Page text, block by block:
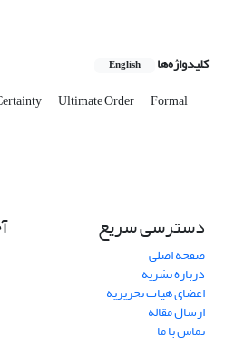
کلیدواژه‌ها English
Ultimate Order Formal
دسترسی سریع
صفحه اصلی
درباره نشریه
اعضای هیات تحریریه
ارسال مقاله
تماس با ما